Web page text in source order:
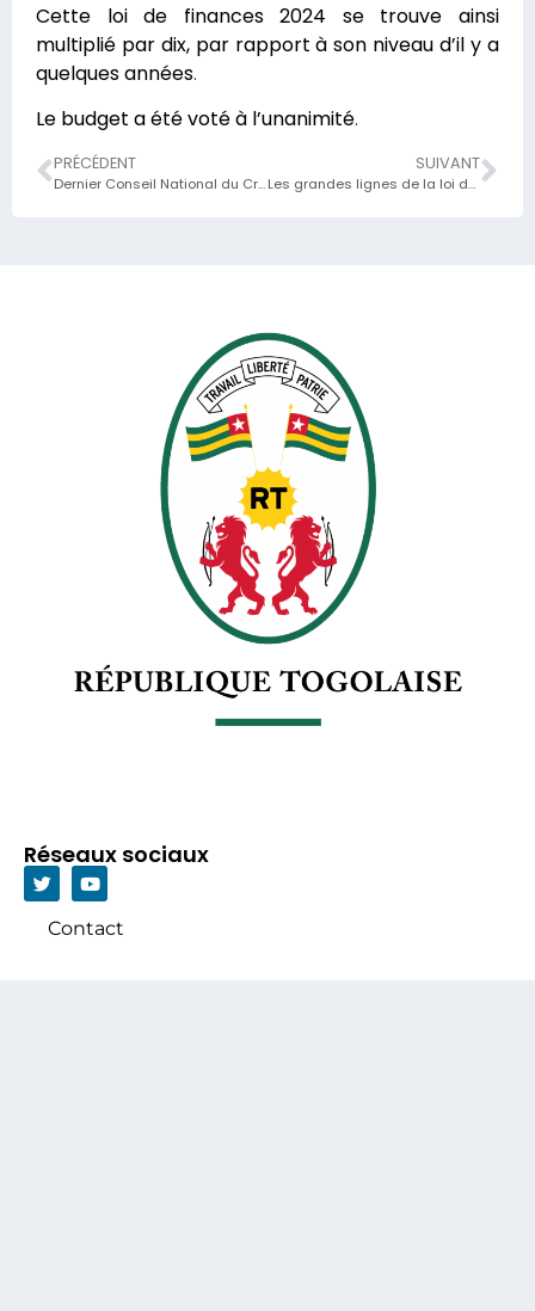
Cette loi de finances 2024 se trouve ainsi
multiplié par dix, par rapport à son niveau d’il y a
quelques années.
Le budget a été voté à l’unanimité.
PRÉCÉDENT
Dernier Conseil National du Crédit (CNC) pour le compte de l’année 2023
SUIVANT
Les grandes lignes de la loi des finances, exercice 2024
Réseaux sociaux
Contact